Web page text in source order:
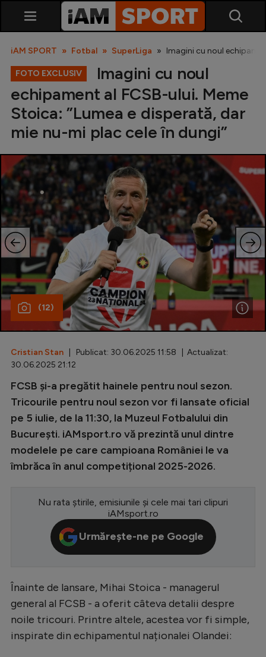
SuperLiga
Liga 2
Cupa României
Echipa Națională
Fotbal feminin
Special
Diverse
Inedit
Clasamente
Champions League
Europa League
Conference League
Premier League
LaLiga
Serie A
Ligue 1
Campionate
Starurile fotbalului
iAM SPORT Fotbal SuperLiga Imagini cu noul
FOTO EXCLUSIV
Imagini cu noul
echipament al FCSB-ului. Meme
Stoica: ”Lumea e disperată, dar
mie nu-mi plac cele în dungi”
(12)
Cristian Stan | Publicat: 30.06.2025 11:58 | Actualizat:
30.06.2025 21:12
FCSB și-a pregătit hainele pentru noul sezon.
Tricourile pentru noul sezon vor fi lansate oficial
pe 5 iulie, de la 11:30, la Muzeul Fotbalului din
București. iAMsport.ro vă prezintă unul dintre
modelele pe care campioana României le va
îmbrăca în anul competițional 2025-2026.
Nu rata știrile, emisiunile și cele mai tari clipuri
iAMsport.ro
Urmărește-ne pe Google
Înainte de lansare, Mihai Stoica - managerul
general al FCSB - a oferit câteva detalii despre
noile tricouri. Printre altele, acestea vor fi simple,
inspirate din echipamentul naționalei Olandei: